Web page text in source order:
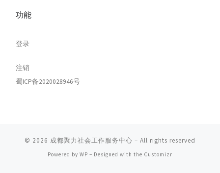
功能
登录
注销
蜀ICP备2020028946号
© 2026 成都聚力社会工作服务中心 – All rights reserved
Powered by WP – Designed with the Customizr